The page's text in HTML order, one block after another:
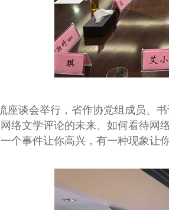
座谈会举行，省作协党组成员、
络文学评论的未来、如何看待
个事件让你高兴，有一种现象让